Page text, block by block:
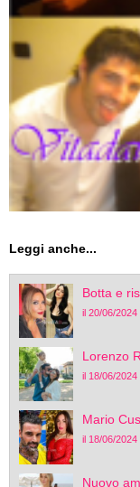
Leggi anche...
Botta e
il 20/06/2024
Lorenzo
il 18/06/2024
Mario
il 18/06/2024
Nuovo